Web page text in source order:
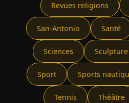
Revues religions
San-Antonio Santé
Sciences Sculpture
Sport Sports
Tennis Théâtre